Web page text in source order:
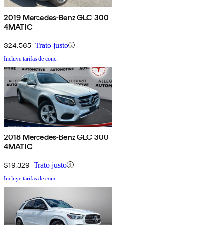
2019 Mercedes-Benz GLC 300
4MATIC
$24,565 Trato justo
Incluye tarifas de conc.
2018 Mercedes-Benz GLC 300
4MATIC
$19,329 Trato justo
Incluye tarifas de conc.